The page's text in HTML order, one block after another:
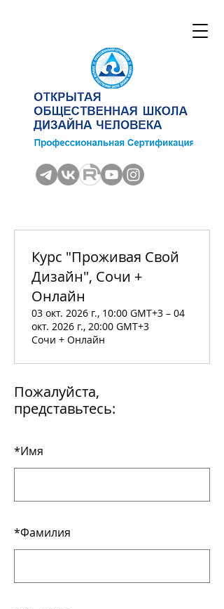
Пожалуйста,
представьтесь:
*Имя
*Фамилия
Курс "Проживая Свой
Дизайн", Сочи +
Онлайн
03 окт. 2026 г., 10:00 GMT+3 – 04
окт. 2026 г., 20:00 GMT+3
Сочи + Онлайн